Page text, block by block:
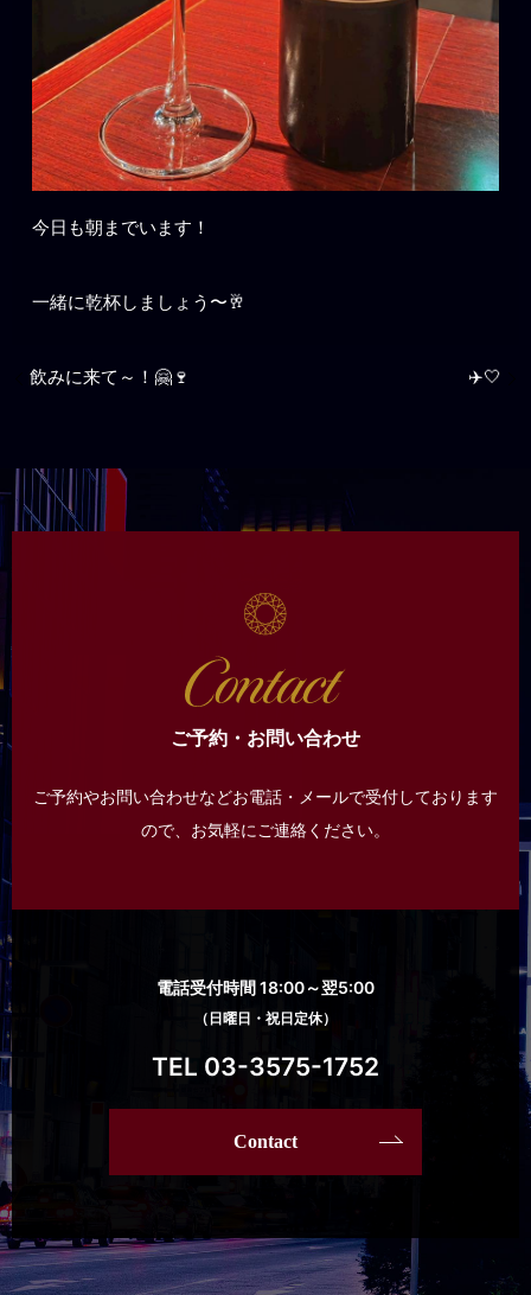
今日も朝までいます！
一緒に乾杯しましょう〜🥂
飲みに来て～！🤗🍷 ✈️🤍
ご予約・お問い合わせ
ご予約やお問い合わせなどお電話・メールで受付しております
ので、 お気軽にご連絡ください。
電話受付時間 18:00～翌5:00
（日曜日・祝日定休）
TEL 03-3575-1752
Contact